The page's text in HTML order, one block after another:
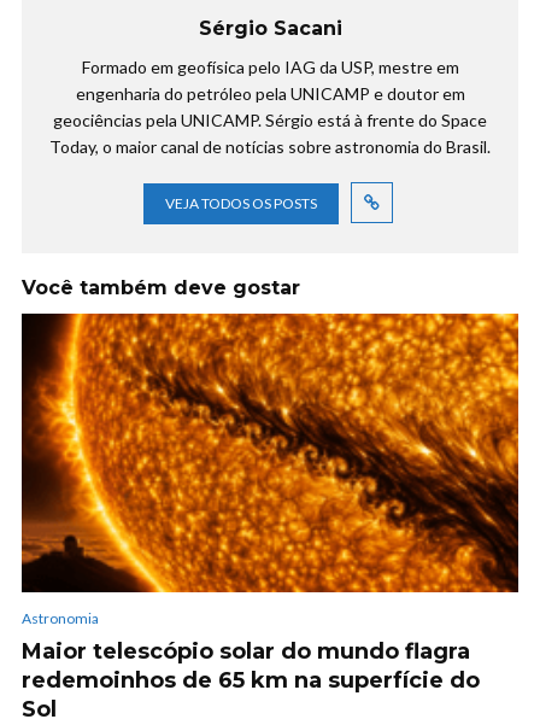
Sérgio Sacani
Formado em geofísica pelo IAG da USP, mestre em
engenharia do petróleo pela UNICAMP e doutor em
geociências pela UNICAMP. Sérgio está à frente do Space
Today, o maior canal de notícias sobre astronomia do Brasil.
VEJA TODOS OS POSTS
Você também deve gostar
Astronomia
Maior telescópio solar do mundo flagra
redemoinhos de 65 km na superfície do
Sol